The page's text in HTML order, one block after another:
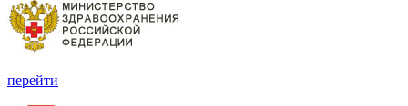
перейти